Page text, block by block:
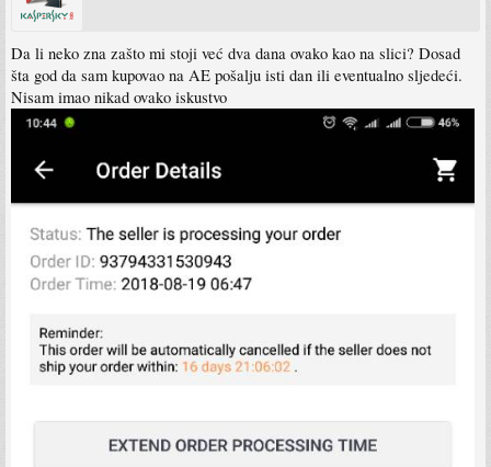
Da li neko zna zašto mi stoji već dva dana ovako kao na slici? Dosad
šta god da sam kupovao na AE pošalju isti dan ili eventualno sljedeći.
Nisam imao nikad ovako iskustvo